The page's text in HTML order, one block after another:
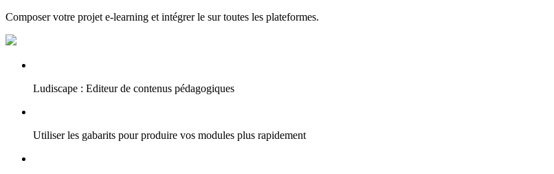
Composer votre projet e-learning et intégrer le sur toutes les plateformes.
Ludiscape : Editeur de contenus pédagogiques
Utiliser les gabarits pour produire vos modules plus rapidement